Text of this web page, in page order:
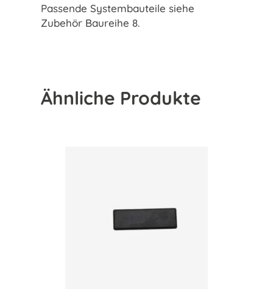
Passende Systembauteile siehe
Zubehör Baureihe 8.
Ähnliche Produkte